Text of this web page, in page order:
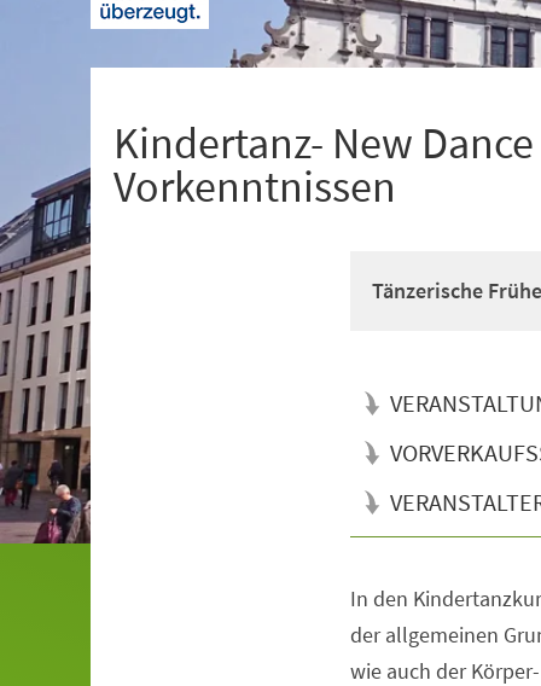
Kindertanz- New
Vorkenntnissen
Tänzerische
In den
der allgemeinen
wie auch der